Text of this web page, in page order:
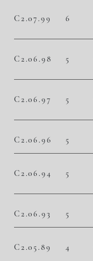
C2.07.99 6
C2.06.98 5
C2.06.97 5
C2.06.96 5
C2.06.94 5
C2.06.93 5
C2.05.89 4